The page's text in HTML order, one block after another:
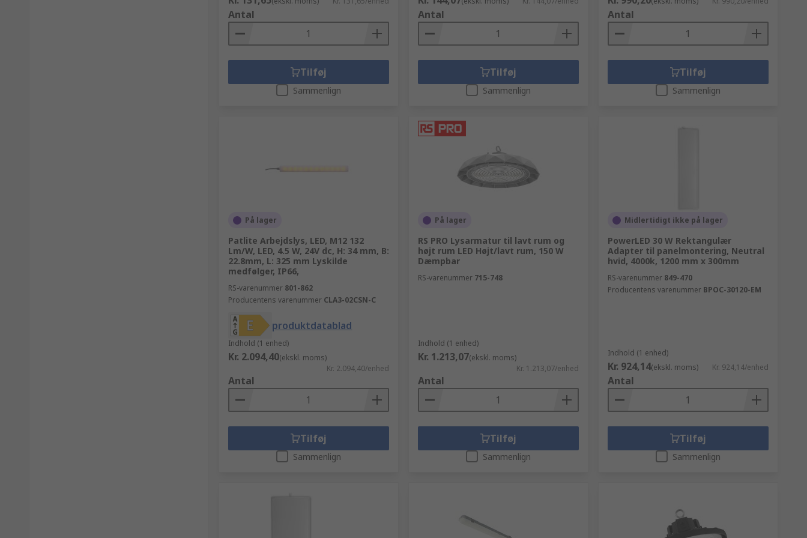
Antal
Tilføj
Sammenlign
Antal
Tilføj
Sammenlign
Antal
Tilføj
Sammenlign
På lager
Patlite Arbejdslys, LED, M12 132
Lm/W, LED, 4.5 W, 24V dc, H: 34 mm, B:
22.8mm, L: 325 mm Lyskilde
medfølger, IP66,
RS-varenummer 801-862
Producentens varenummer CLA3-02CSN-C
produktdatablad
Indhold (1 enhed)
Kr. 2.094,40(ekskl. moms)
Kr. 2.094,40/enhed
Antal
Tilføj
Sammenlign
På lager
RS PRO Lysarmatur til lavt rum og
højt rum LED Højt/lavt rum, 150 W
Dæmpbar
RS-varenummer 715-748
Indhold (1 enhed)
Kr. 1.213,07(ekskl. moms)
Kr. 1.213,07/enhed
Antal
Tilføj
Sammenlign
Midlertidigt ikke på lager
PowerLED 30 W Rektangulær
Adapter til panelmontering, Neutral
hvid, 4000k, 1200 mm x 300mm
RS-varenummer 849-470
Producentens varenummer BPOC-30120-EM
Indhold (1 enhed)
Kr. 924,14(ekskl. moms) Kr. 924,14/enhed
Antal
Tilføj
Sammenlign